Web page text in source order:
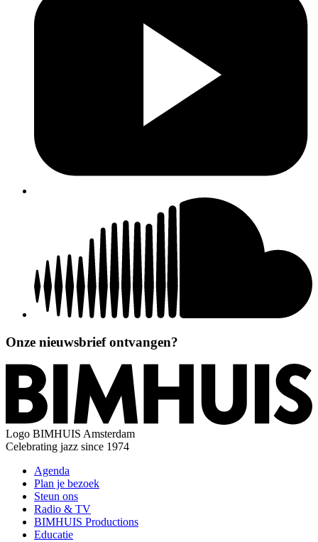
Onze nieuwsbrief ontvangen?
Logo BIMHUIS Amsterdam
Celebrating jazz since 1974
Agenda
Plan je bezoek
Steun ons
Radio & TV
BIMHUIS Productions
Educatie